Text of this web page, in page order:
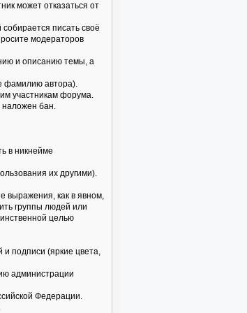
может отказаться от
писать своё
модераторов
и описанию темы, а
фамилию автора).
участникам форума.
наложен бан.
в никнейме
их другими).
выражения, как в явном,
группы людей или
целью
подписи (яркие цвета,
администрации
Федерации.